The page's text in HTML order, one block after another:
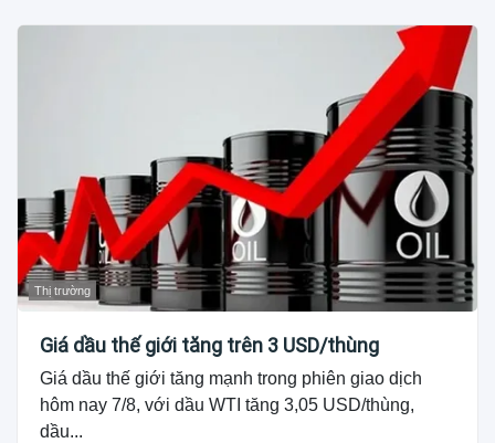
Thị trường
Giá dầu thế giới tăng trên 3 USD/thùng
Giá dầu thế giới tăng mạnh trong phiên giao dịch
hôm nay 7/8, với dầu WTI tăng 3,05 USD/thùng,
dầu...